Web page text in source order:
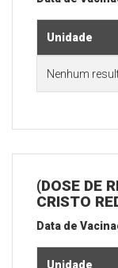
Unidade
Nenhum
(DOSE DE
CRISTO
Data de
Unidade